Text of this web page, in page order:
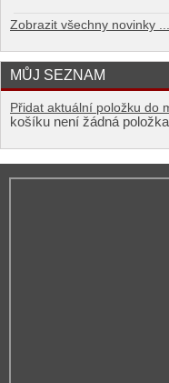
Zobrazit všechny novinky ...
MŮJ SEZNAM
Přidat aktuální položku do
košíku není žádná položka